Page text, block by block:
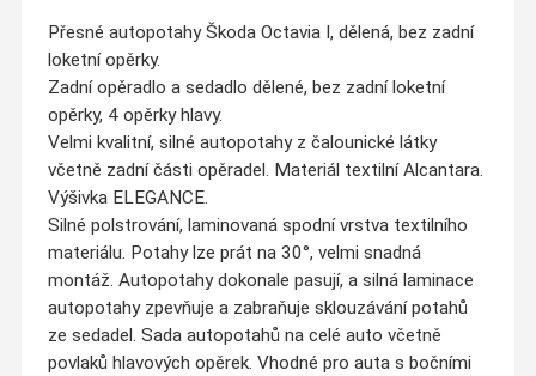
Přesné autopotahy Škoda Octavia I, dělená, bez zadní
loketní opěrky.
Zadní opěradlo a sedadlo dělené, bez zadní loketní
opěrky, 4 opěrky hlavy.
Velmi kvalitní, silné autopotahy z čalounické látky
včetně zadní části opěradel. Materiál textilní Alcantara.
Výšivka ELEGANCE.
Silné polstrování, laminovaná spodní vrstva textilního
materiálu. Potahy lze prát na 30°, velmi snadná
montáž. Autopotahy dokonale pasují, a silná laminace
autopotahy zpevňuje a zabraňuje sklouzávání potahů
ze sedadel. Sada autopotahů na celé auto včetně
povlaků hlavových opěrek. Vhodné pro auta s bočními